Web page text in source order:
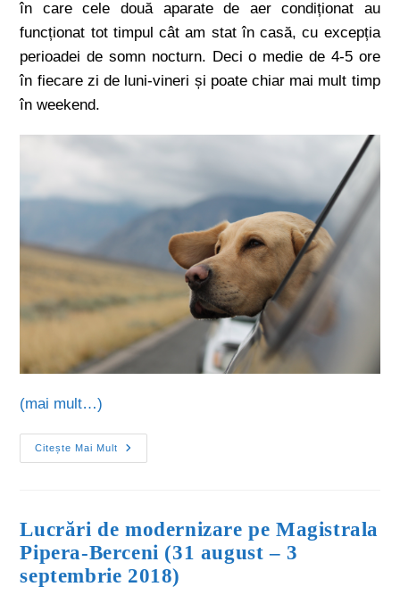
în care cele două aparate de aer condiționat au
funcționat tot timpul cât am stat în casă, cu excepția
perioadei de somn nocturn. Deci o medie de 4-5 ore
în fiecare zi de luni-vineri și poate chiar mai mult timp
în weekend.
(mai mult…)
Citește Mai Mult
Lucrări de modernizare pe Magistrala
Pipera-Berceni (31 august – 3
septembrie 2018)